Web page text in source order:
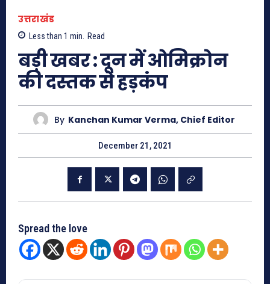
उत्तराखंड
Less than 1 min. Read
बड़ी खबर : दून में ओमिक्रोन
की दस्तक से हड़कंप
By Kanchan Kumar Verma, Chief Editor
December 21, 2021
Spread the love